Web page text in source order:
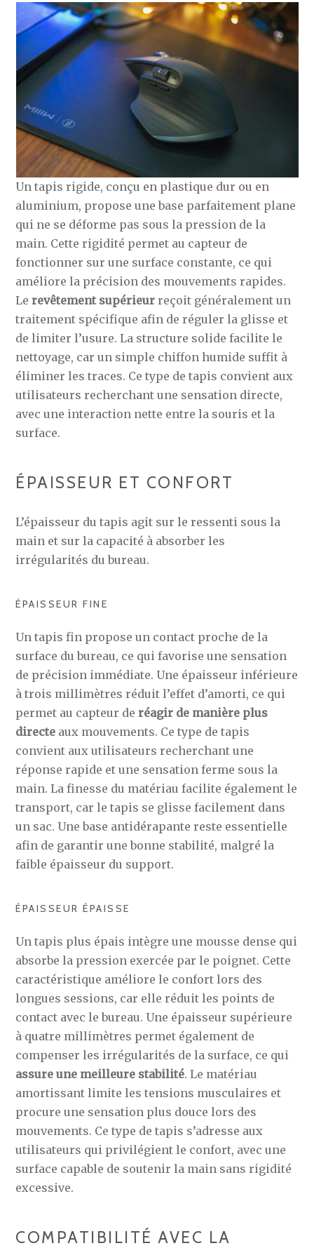
Un tapis rigide, conçu en plastique dur ou en
aluminium, propose une base parfaitement plane
qui ne se déforme pas sous la pression de la
main. Cette rigidité permet au capteur de
fonctionner sur une surface constante, ce qui
améliore la précision des mouvements rapides.
Lerevêtement supérieur reçoit généralement un
traitement spécifique afin de réguler la glisse et
de limiter l’usure. La structure solide facilite le
nettoyage, car un simple chiffon humide suffit à
éliminer les traces. Ce type de tapis convient aux
utilisateurs recherchant une sensation directe,
avec une interaction nette entre la souris et la
surface.
ÉPAISSEUR ET CONFORT
L’épaisseur du tapis agit sur le ressenti sous la
main et sur la capacité à absorber les
irrégularités du bureau.
ÉPAISSEUR FINE
Un tapis fin propose un contact proche de la
surface du bureau, ce qui favorise une sensation
de précision immédiate. Une épaisseur inférieure
à trois millimètres réduit l’effet d’amorti, ce qui
permet au capteur deréagir de manière plus
directe aux mouvements. Ce type de tapis
convient aux utilisateurs recherchant une
réponse rapide et une sensation ferme sous la
main. La finesse du matériau facilite également le
transport, car le tapis se glisse facilement dans
un sac. Une base antidérapante reste essentielle
afin de garantir une bonne stabilité, malgré la
faible épaisseur du support.
ÉPAISSEUR ÉPAISSE
Un tapis plus épais intègre une mousse dense qui
absorbe la pression exercée par le poignet. Cette
caractéristique améliore le confort lors des
longues sessions, car elle réduit les points de
contact avec le bureau. Une épaisseur supérieure
à quatre millimètres permet également de
compenser les irrégularités de la surface, ce qui
assure une meilleure stabilité. Le matériau
amortissant limite les tensions musculaires et
procure une sensation plus douce lors des
mouvements. Ce type de tapis s’adresse aux
utilisateurs qui privilégient le confort, avec une
surface capable de soutenir la main sans rigidité
excessive.
COMPATIBILITÉ AVEC LA